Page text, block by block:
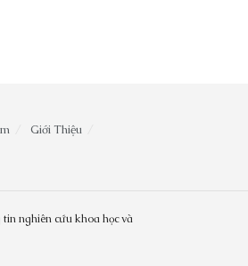
Giới Thiệu
nghiên cứu khoa học và